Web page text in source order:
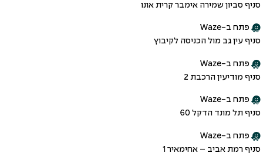
סניף סביון שמירה אימבר קרית אונו
פתח ב-Waze
סניף עין גב מול הכניסה לקיבוץ
פתח ב-Waze
סניף מודיעין הרכבת 2
פתח ב-Waze
סניף תל מונד הדקל 60
פתח ב-Waze
סניף רמת אביב – אחימאיר 1